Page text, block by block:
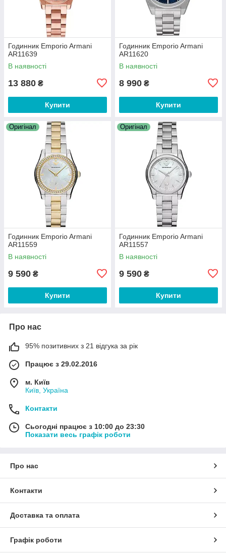
Годинник Emporio Armani
AR11639
В наявності
13 880 ₴
Купити
Годинник Emporio Armani
AR11620
В наявності
8 990 ₴
Купити
Оригінал
Годинник Emporio Armani
AR11559
В наявності
9 590 ₴
Купити
Оригінал
Годинник Emporio Armani
AR11557
В наявності
9 590 ₴
Купити
Про нас
95% позитивних з 21 відгука за рік
Працює з 29.02.2016
м. Київ
Київ, Україна
Контакти
Сьогодні працює з 10:00 до 23:30
Показати весь графік роботи
Про нас
Контакти
Доставка та оплата
Графік роботи